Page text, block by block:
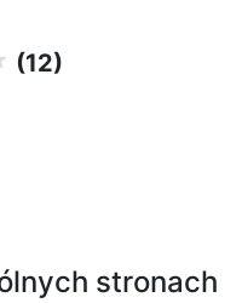
(12)
stronach